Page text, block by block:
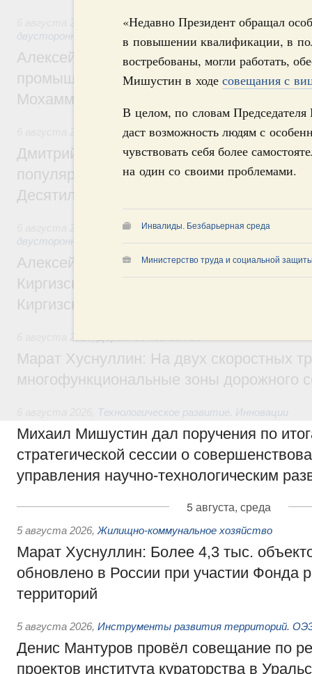
«Недавно Президент обращал
в повышении квалификации, в
востребованы, могли работать,
Мишустин в ходе совещания с
В целом, по словам Председателя
даст возможность людям с
чувствовать себя более
на один со своими проблемами.
Инвалиды. Безбарьерная среда
Министерство труда и социальной
Экономические отношения с
двусторонней основе
Алексей Оверчук провёл рабочую
промышленности, недропользования и
Мохаммадом Атабаком
Внутренний и въездной туризм
Дмитрий Чернышенко: Порядка 110
популярного туризма в 35 регионах
Десятилетия науки и технологий
Экономические и гуманитарные
двусторонней основе
Алексей Оверчук принял участие в
Киргизского экономического форума и
Киргизской межрегиональной
Марат Хуснуллин: На двух скоростных
многофункциональные зоны дорожного
Технологическое развитие. Инновации
Михаил Мишустин дал поручения по
стратегической сессии о
управления научно-технологическим
5 августа, среда
5 августа 2026, Жилищно-коммунальное хозяйство
Марат Хуснуллин: Более 4,3 тыс.
обновлено в России при участии Фонда
территорий
5 августа 2026, Инструменты развития территорий.
Денис Мантуров провёл совещание по
проектов института кураторства в